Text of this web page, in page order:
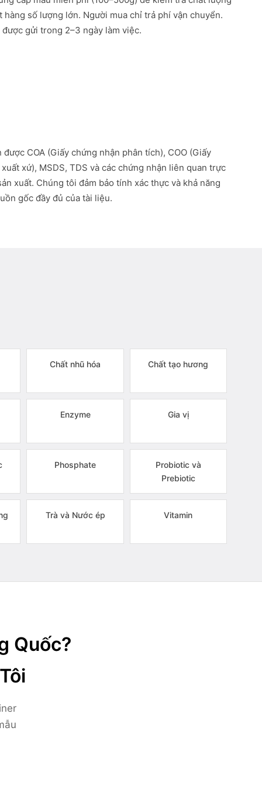
hàng số lượng lớn. Người mua chỉ trả phí vận chuyển.
gửi trong 2–3 ngày làm việc.
được COA (Giấy chứng nhận phân tích), COO (Giấy
xứ), MSDS, TDS và các chứng nhận liên quan trực
xuất. Chúng tôi đảm bảo tính xác thực và khả năng
gốc đầy đủ của tài liệu.
Chất nhũ hóa Chất tạo hương
Enzyme Gia vị
Phosphate
Probiotic và
Prebiotic
Trà và Nước ép Vitamin
Quốc?